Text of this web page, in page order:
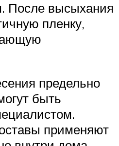
После высыхания
пленку,
предельно
быть
применяют